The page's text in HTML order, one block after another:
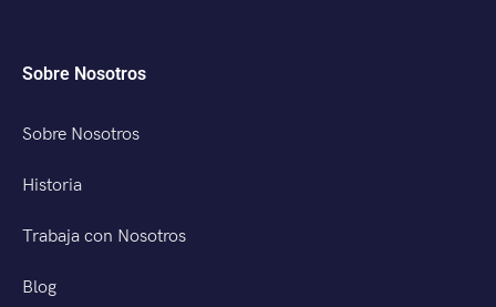
Sobre Nosotros
Sobre Nosotros
Historia
Trabaja con Nosotros
Blog